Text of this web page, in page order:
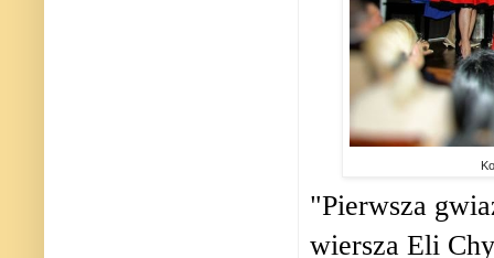
"Pierwsza
wiersza Eli